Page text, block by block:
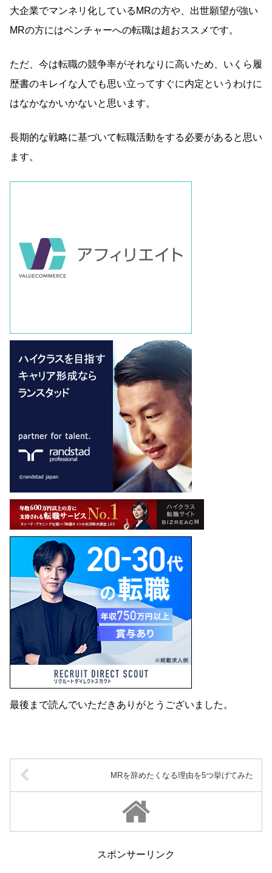
大企業でマンネリ化しているMRの方や、出世願望が強い
MRの方にはベンチャーへの転職は超おススメです。
ただ、今は転職の競争率がそれなりに高いため、いくら履
歴書のキレイな人でも思い立ってすぐに内定というわけに
はなかなかいかないと思います。
長期的な戦略に基づいて転職活動をする必要があると思い
ます。
最後まで読んでいただきありがとうございました。
MRを辞めたくなる理由を5つ挙げてみた
スポンサーリンク